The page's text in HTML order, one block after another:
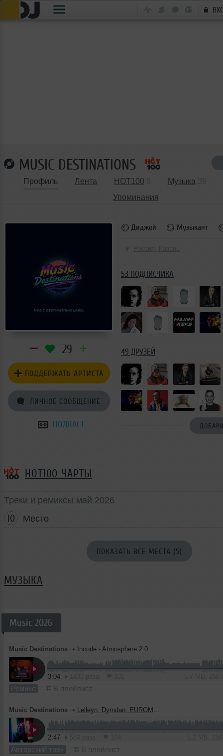
MUSIC DESTINATIONS
Профиль Лента HOT100 Музыка
Упоминания
29
ПОДДЕРЖАТЬ АРТИСТА
ЛИЧНОЕ СООБЩЕНИЕ
ПОДКАСТ
Диджей Музыкант
53 ПОДПИСЧИКА
49 ДРУЗЕЙ
HOT100 ЧАРТЫ
Треки и ремиксы май 2026
10 Место
ПОКАЗАТЬ ВСЕ МЕСТА (5)
МУЗЫКА
Music 2026
Music Destinations ➝ Incode - Atmosphere 2.0
3:04
Ремикс В плейлист
Music Destinations ➝ Lelleyn, Dymdan, EUROMUS - Love Take Control
2:47
Авторский трек В плейлист